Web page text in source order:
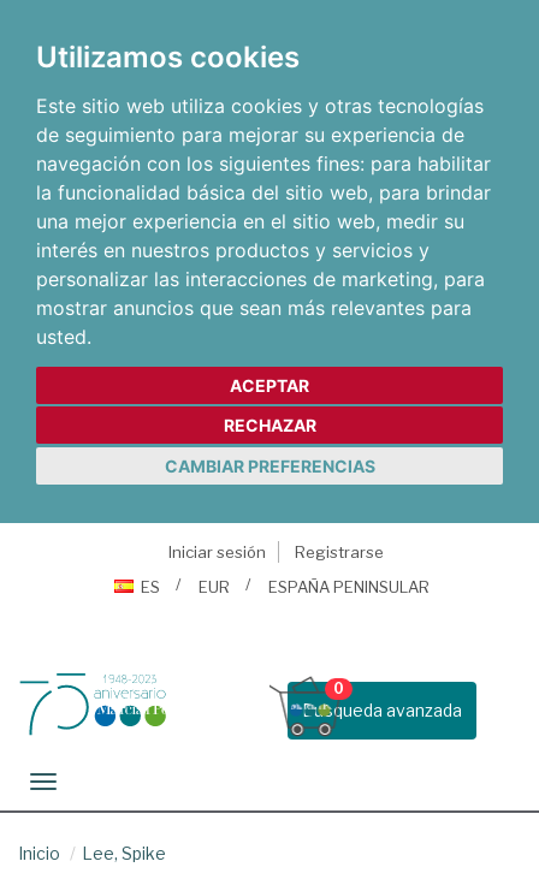
Utilizamos cookies
Este sitio web utiliza cookies y otras tecnologías
de seguimiento para mejorar su experiencia de
navegación con los siguientes fines: para habilitar
la funcionalidad básica del sitio web, para brindar
una mejor experiencia en el sitio web, medir su
interés en nuestros productos y servicios y
personalizar las interacciones de marketing, para
mostrar anuncios que sean más relevantes para
usted.
ACEPTAR
RECHAZAR
CAMBIAR PREFERENCIAS
Iniciar sesión
Registrarse
ES
EUR ESPAÑA PENINSULAR
Busqueda avanzada
0
Toggle navigation
Inicio Lee, Spike